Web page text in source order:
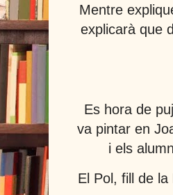
Mentre
explicarà que
Es hora de
va pintar en
i els
El Pol, fill de